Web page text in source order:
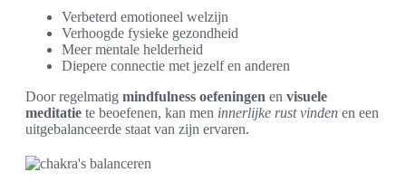
Verbeterd emotioneel welzijn
Verhoogde fysieke gezondheid
Meer mentale helderheid
Diepere connectie met jezelf en anderen
Door regelmatig mindfulness oefeningen en visuele
meditatie te beoefenen, kan men innerlijke rust vinden en een
uitgebalanceerde staat van zijn ervaren.